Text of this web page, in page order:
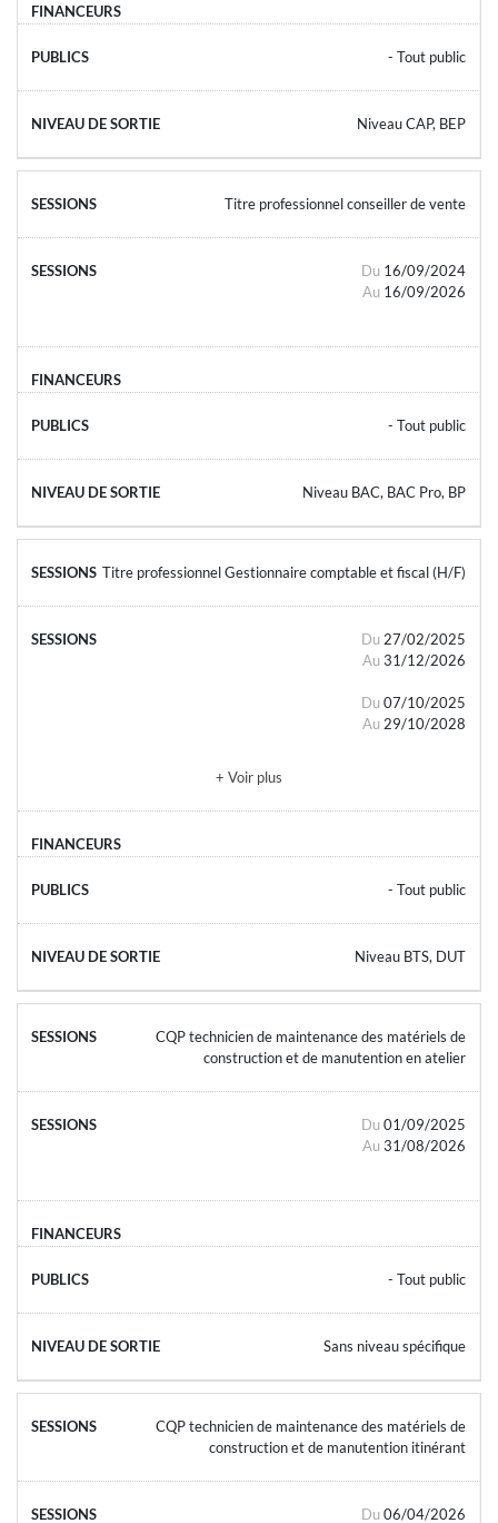
- Tout public
Niveau CAP, BEP
Titre professionnel conseiller de vente
Du 16/09/2024
Au 16/09/2026
- Tout public
Niveau BAC, BAC Pro, BP
Titre professionnel Gestionnaire comptable et fiscal (H/F)
Du 27/02/2025
Au 31/12/2026
Du 07/10/2025
Au 29/10/2028
+ Voir plus
- Tout public
Niveau BTS, DUT
CQP technicien de maintenance des matériels de
construction et de manutention en atelier
Du 01/09/2025
Au 31/08/2026
- Tout public
Sans niveau spécifique
CQP technicien de maintenance des matériels de
construction et de manutention itinérant
Du 06/04/2026